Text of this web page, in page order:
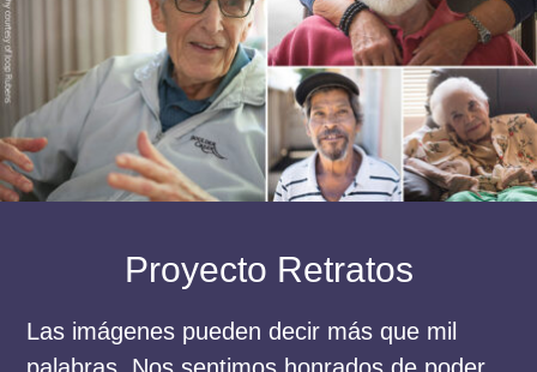
Proyecto Retratos
Las imágenes pueden decir más que mil